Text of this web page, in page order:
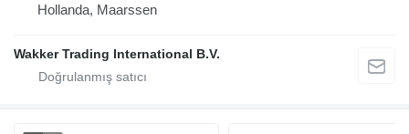
Hollanda, Maarssen
Wakker Trading International B.V.